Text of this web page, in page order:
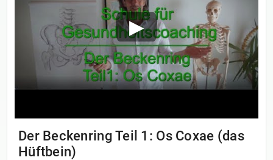
Der Beckenring Teil 1: Os Coxae (das
Hüftbein)